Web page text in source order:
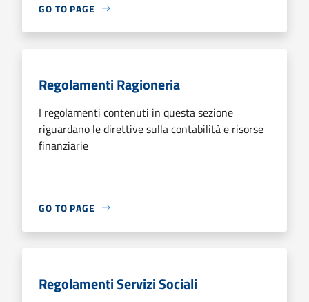
GO TO PAGE
Regolamenti Ragioneria
I regolamenti contenuti in questa sezione
riguardano le direttive sulla contabilità e risorse
finanziarie
GO TO PAGE
Regolamenti Servizi Sociali